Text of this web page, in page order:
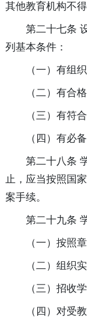
其他教育机构不
第二十七条
列基本条件：
（一）有组
（二）有合
（三）有符
（四）有必
第二十八条
止，应当按照国
案手续。
第二十九条
（一）按照
（二）组织
（三）招收
（四）对受